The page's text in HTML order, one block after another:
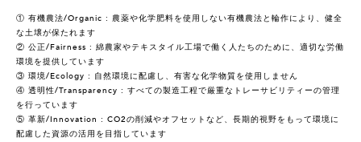
① 有機農法/Organic : 農薬や化学肥料を使用しない有機農法と輪作により、健全
な土壌が保たれます
② 公正/Fairness : 綿農家やテキスタイル工場で働く人たちのために、適切な労働
環境を提供しています
③ 環境/Ecology : 自然環境に配慮し、有害な化学物質を使用しません
④ 透明性/Transparency : すべての製造工程で厳重なトレーサビリティーの管理
を行っています
⑤ 革新/Innovation : CO2の削減やオフセットなど、長期的視野をもって環境に
配慮した資源の活用を目指しています